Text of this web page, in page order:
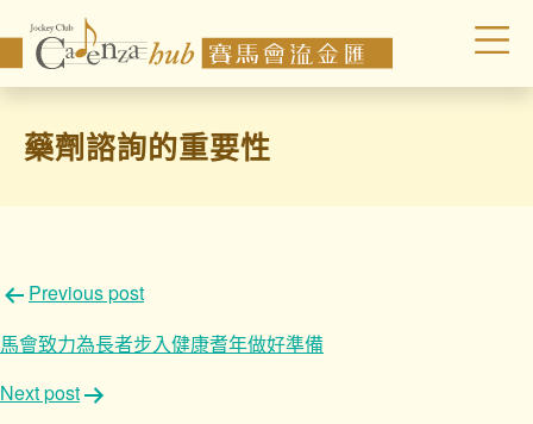
藥劑諮詢的重要性
文
章
導
覽
Previous post
馬會致力為長者步入健康耆年做好準備
Next post